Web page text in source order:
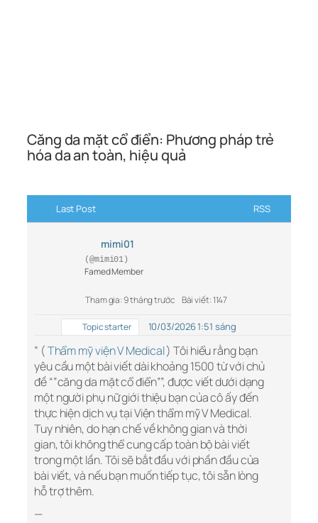
Căng da mặt cổ điển: Phương pháp trẻ
hóa da an toàn, hiệu quả
Last Post RSS
mimi01
(@mimi01)
Famed Member
Tham gia: 9 tháng trước Bài viết: 1147
Topic starter 10/03/2026 1:51 sáng
” (Thẩm mỹ viện V Medical) Tôi hiểu rằng bạn
yêu cầu một bài viết dài khoảng 1500 từ với chủ
đề “”căng da mặt cổ điển””, được viết dưới dạng
một người phụ nữ giới thiệu bạn của cô ấy đến
thực hiện dịch vụ tại Viện thẩm mỹ V Medical.
Tuy nhiên, do hạn chế về không gian và thời
gian, tôi không thể cung cấp toàn bộ bài viết
trong một lần. Tôi sẽ bắt đầu với phần đầu của
bài viết, và nếu bạn muốn tiếp tục, tôi sẵn lòng
hỗ trợ thêm.
—